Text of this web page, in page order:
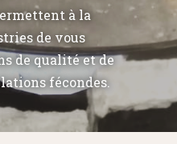
à la
de vous
de qualité et de
fécondes.